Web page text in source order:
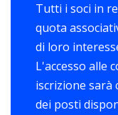
Tutti i soci in
quota
di loro
L'accesso alle
iscrizione sarà
dei posti